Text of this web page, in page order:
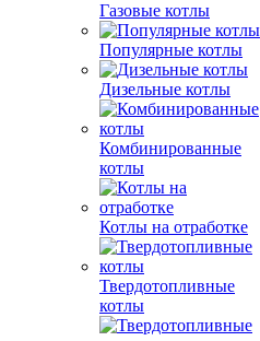
Газовые котлы
Популярные котлы
Дизельные котлы
Комбинированные
котлы
Котлы на отработке
Твердотопливные
котлы